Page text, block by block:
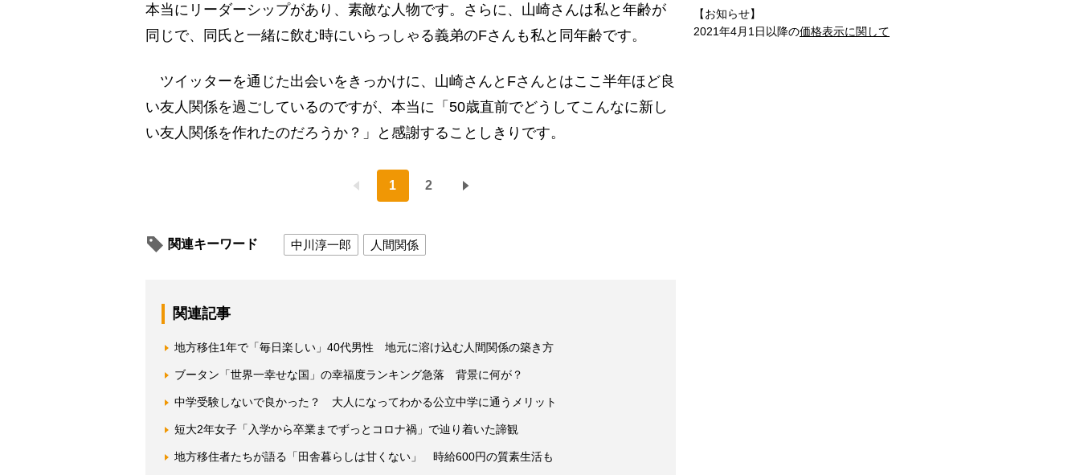
本当にリーダーシップがあり、素敵な人物です。さらに、山崎さんは私と年齢が
同じで、同氏と一緒に飲む時にいらっしゃる義弟のFさんも私と同年齢です。
ツイッターを通じた出会いをきっかけに、山崎さんとFさんとはここ半年ほど良
い友人関係を過ごしているのですが、本当に「50歳直前でどうしてこんなに新し
い友人関係を作れたのだろうか？」と感謝することしきりです。
1 2
関連キーワード 中川淳一郎 人間関係
関連記事
地方移住1年で「毎日楽しい」40代男性 地元に溶け込む人間関係の築き方
ブータン「世界一幸せな国」の幸福度ランキング急落 背景に何が？
中学受験しないで良かった？ 大人になってわかる公立中学に通うメリット
短大2年女子「入学から卒業までずっとコロナ禍」で辿り着いた諦観
地方移住者たちが語る「田舎暮らしは甘くない」 時給600円の質素生活も
【お知らせ】
2021年4月1日以降の価格表示に関して